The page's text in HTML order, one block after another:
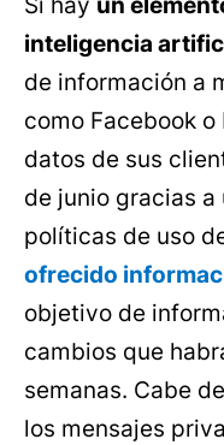
Si hay un
inteligencia
de información a
como Facebook
datos de sus
de junio gracias
políticas de uso
ofrecido
objetivo de
cambios que
semanas. Cabe
los mensajes